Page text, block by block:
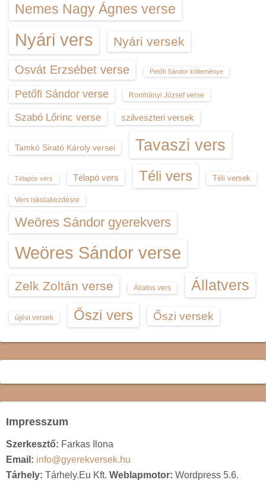
Nemes Nagy Ágnes verse
Nyári vers Nyári versek
Osvát Erzsébet verse Petőfi Sándor költeménye
Petőfi Sándor verse Romhányi József verse
Szabó Lőrinc verse szilveszteri versek
Tamkó Sirató Károly versei Tavaszi vers
Télapós vers Télapó vers Téli vers Téli versek
Vers iskolakezdésre
Weöres Sándor gyerekvers
Weöres Sándor verse
Zelk Zoltán verse Állatos vers Állatvers
újévi versek Őszi vers Őszi versek
Impresszum
Szerkesztő: Farkas Ilona
Email: info@gyerekversek.hu
Tárhely: Tárhely.Eu Kft. Weblapmotor: Wordpress 5.6.